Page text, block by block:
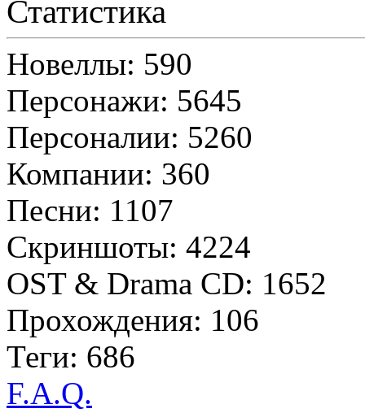
Статистика
Новеллы: 590
Персонажи: 5645
Персоналии: 5260
Компании: 360
Песни: 1107
Скриншоты: 4224
OST & Drama CD: 1652
Прохождения: 106
Теги: 686
F.A.Q.